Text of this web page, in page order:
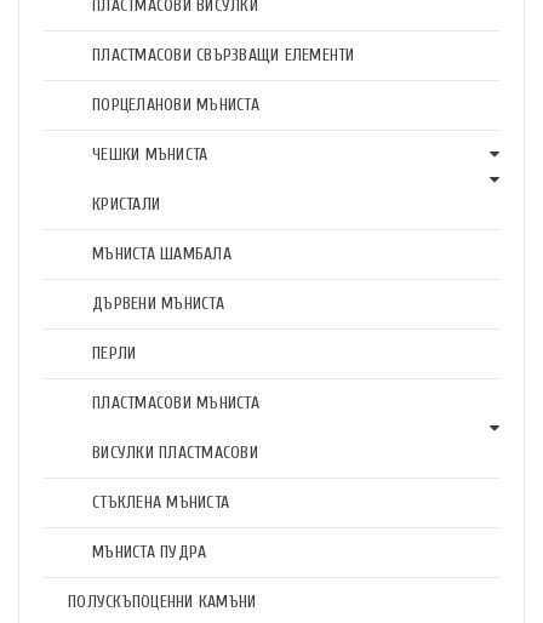
ПЛАСТМАСОВИ ВИСУЛКИ
ПЛАСТМАСОВИ СВЪРЗВАЩИ ЕЛЕМЕНТИ
ПОРЦЕЛАНОВИ МЪНИСТА
ЧЕШКИ МЪНИСТА
КРИСТАЛИ
МЪНИСТА ШАМБАЛА
ДЪРВЕНИ МЪНИСТА
ПЕРЛИ
ПЛАСТМАСОВИ МЪНИСТА
ВИСУЛКИ ПЛАСТМАСОВИ
СТЪКЛЕНА МЪНИСТА
МЪНИСТА ПУДРА
ПОЛУСКЪПОЦЕННИ КАМЪНИ